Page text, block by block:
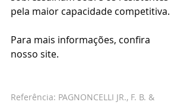
pela maior capacidade competitiva.
Para mais informações, confira
nosso site.
Referência: PAGNONCELLI JR., F. B. &